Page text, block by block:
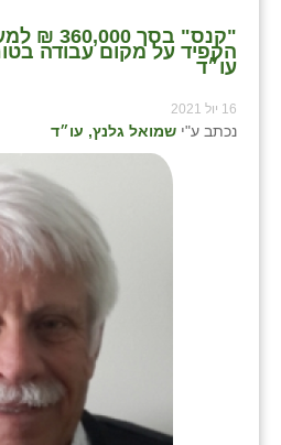
"קנס" בסך
הקפיד על מקום עבודה
עו״ד
16 יול 2021
נכתב ע"י שמואל גלנץ, עו״ד